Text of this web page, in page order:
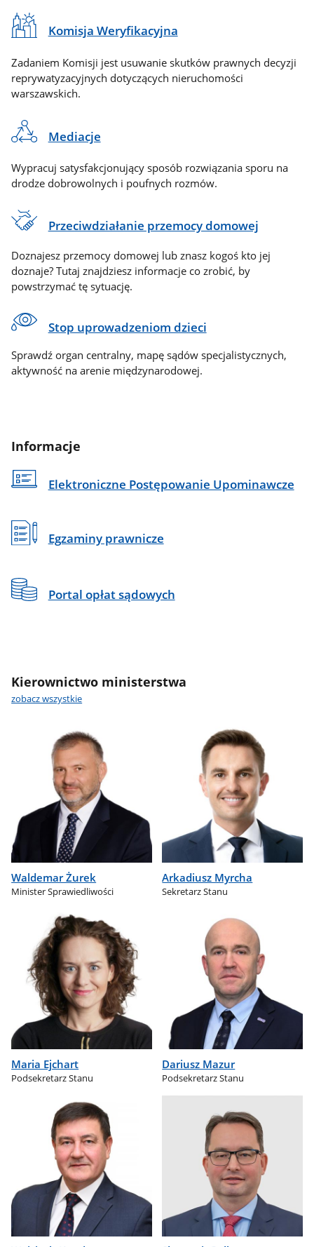
Komisja Weryfikacyjna
Zadaniem Komisji jest usuwanie skutków prawnych decyzji
reprywatyzacyjnych dotyczących nieruchomości
warszawskich.
Mediacje
Wypracuj satysfakcjonujący sposób rozwiązania sporu na
drodze dobrowolnych i poufnych rozmów.
Przeciwdziałanie przemocy domowej
Doznajesz przemocy domowej lub znasz kogoś kto jej
doznaje? Tutaj znajdziesz informacje co zrobić, by
powstrzymać tę sytuację.
Stop uprowadzeniom dzieci
Sprawdź organ centralny, mapę sądów specjalistycznych,
aktywność na arenie międzynarodowej.
Informacje
Elektroniczne Postępowanie Upominawcze
Egzaminy prawnicze
Portal opłat sądowych
Kierownictwo ministerstwa
zobacz wszystkie
Waldemar Żurek
Minister Sprawiedliwości
Arkadiusz Myrcha
Sekretarz Stanu
Maria Ejchart
Podsekretarz Stanu
Dariusz Mazur
Podsekretarz Stanu